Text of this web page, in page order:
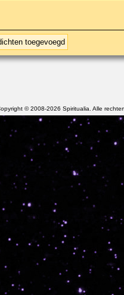
toegevoegd
© 2008-2026 Spiritualia. Alle